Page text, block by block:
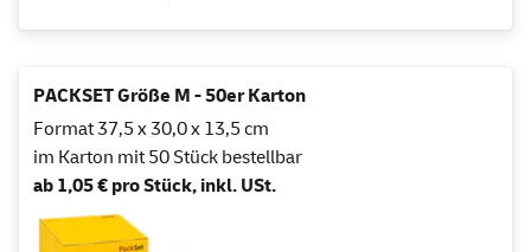
PACKSET Größe M - 50er Karton
Format 37,5 x 30,0 x 13,5 cm
im Karton mit 50 Stück bestellbar
ab 1,05 € pro Stück, inkl. USt.